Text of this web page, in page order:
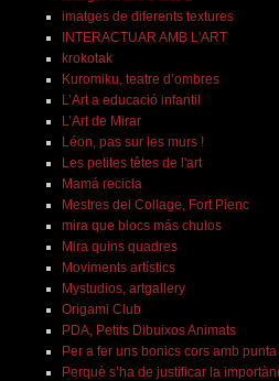
imatges de diferents textures
INTERACTUAR AMB L'ART
krokotak
Kuromiku, teatre d’ombres
L’Art a educació infantil
L’Art de Mirar
Léon, pas sur les murs !
Les petites têtes de l'art
Mamá recicla
Mestres del Collage, Fort Pienc
mira que blocs más chulos
Mira quins quadres
Moviments artístics
Mystudios, artgallery
Origami Club
PDA, Petits Dibuixos Animats
Per a fer uns bonics cors amb
Perquè s’ha de justificar la